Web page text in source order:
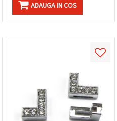
ADAUGA IN COS